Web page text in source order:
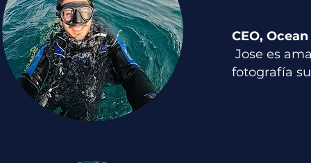
CEO,
Jose es
fotografía